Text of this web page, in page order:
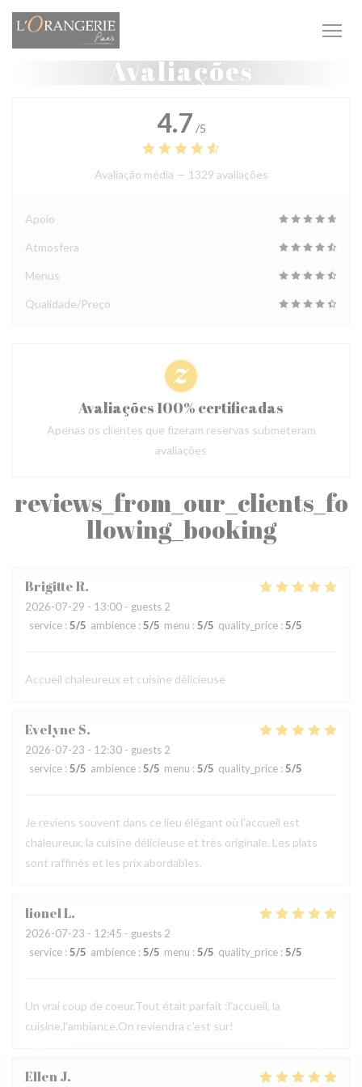
Painel de Gerenciamento de Cookies
Avaliações
reviews_from_our_clients_fo
llowing_booking
BrigitteR
2026-07-29 - 13:00 - guests 2
service : 5/5 ambience : 5/5 menu : 5/5 quality_price : 5/5
Accueil chaleureux et cuisine délicieuse
Evelyne S
2026-07-23 - 12:30 - guests 2
service : 5/5 ambience : 5/5 menu : 5/5 quality_price : 5/5
Je reviens souvent dans ce lieu élégant où l'accueil est
chaleureux, la cuisine délicieuse et très originale. Les plats
sont raffinés et les prix abordables.
lionelL
2026-07-23 - 12:45 - guests 2
service : 5/5 ambience : 5/5 menu : 5/5 quality_price : 5/5
Un vrai coup de coeur.Tout était parfait :l'accueil, la
cuisine,l'ambiance.On reviendra c'est sur!
EllenJ
4.7 /5
Avaliação média — 1329 avaliações
Apoio
Atmosfera
Menus
Qualidade/Preço
Avaliações 100% certificadas
Apenas os clientes que fizeram reservas submeteram
avaliações